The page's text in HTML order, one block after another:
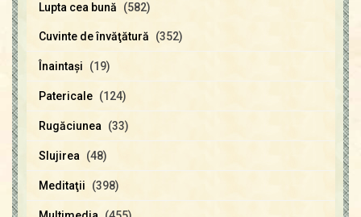
Lupta cea bună (582)
Cuvinte de învăţătură (352)
Înaintaşi (19)
Patericale (124)
Rugăciunea (33)
Slujirea (48)
Meditaţii (398)